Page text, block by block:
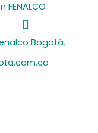
S
p
o
i
Bogotá.